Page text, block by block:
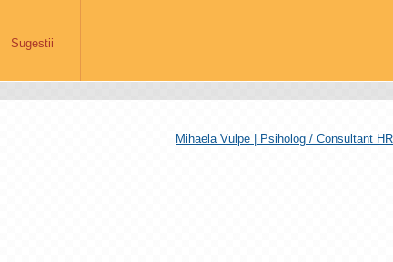
Sugestii
Mihaela Vulpe | Psiholog / Consultant HR